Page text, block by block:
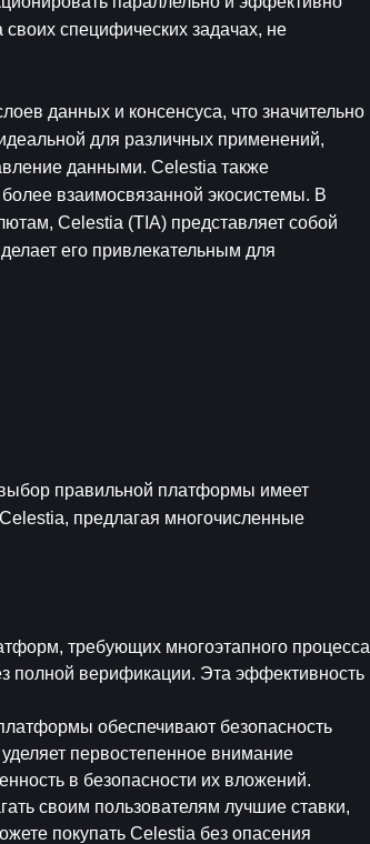
своих специфических задачах, не
данных и консенсуса, что значительно
для различных применений,
данными. Celestia также
взаимосвязанной экосистемы. В
Celestia (TIA) представляет собой
его привлекательным для
правильной платформы имеет
предлагая многочисленные
требующих многоэтапного процесса
полной верификации. Эта эффективность
обеспечивают безопасность
первостепенное внимание
в безопасности их вложений.
своим пользователям лучшие ставки,
покупать Celestia без опасения